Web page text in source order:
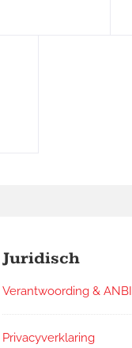
Juridisch
Verantwoording & ANBI
Privacyverklaring